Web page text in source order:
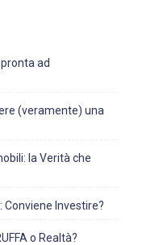
ad
(veramente) una
la Verità che
Conviene Investire?
o Realtà?